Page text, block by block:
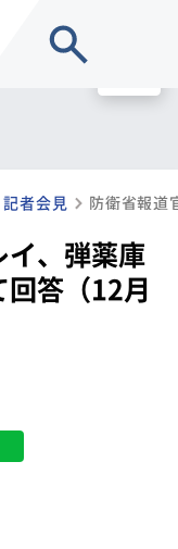
記者会見
、弾薬庫
答（12月